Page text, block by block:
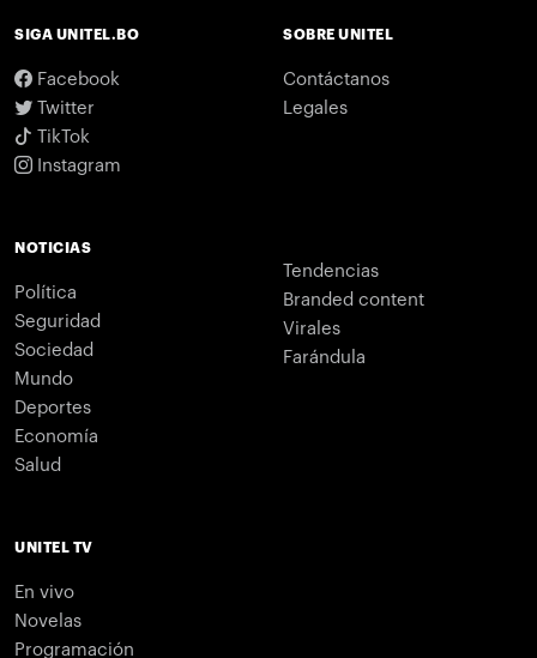
SIGA UNITEL.BO
Facebook
Twitter
TikTok
Instagram
SOBRE UNITEL
Contáctanos
Legales
NOTICIAS
Política
Seguridad
Sociedad
Mundo
Deportes
Economía
Salud
Tendencias
Branded content
Virales
Farándula
UNITEL TV
En vivo
Novelas
Programación